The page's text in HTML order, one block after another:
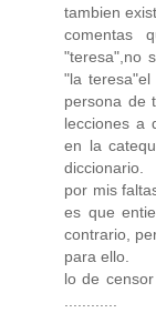
tambien
comentas
"teresa",no
"la
persona de
lecciones a
en la
diccionario.
por mis
es que
contrario,
para ello.
lo de